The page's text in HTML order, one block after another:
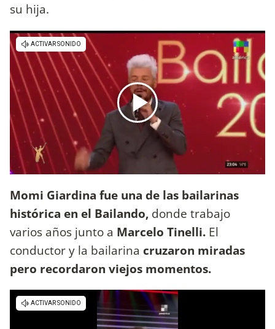
su hija.
Momi Giardina fue una de las bailarinas
histórica en el Bailando, donde trabajo
varios años junto a Marcelo Tinelli. El
conductor y la bailarina cruzaron miradas
pero recordaron viejos momentos.